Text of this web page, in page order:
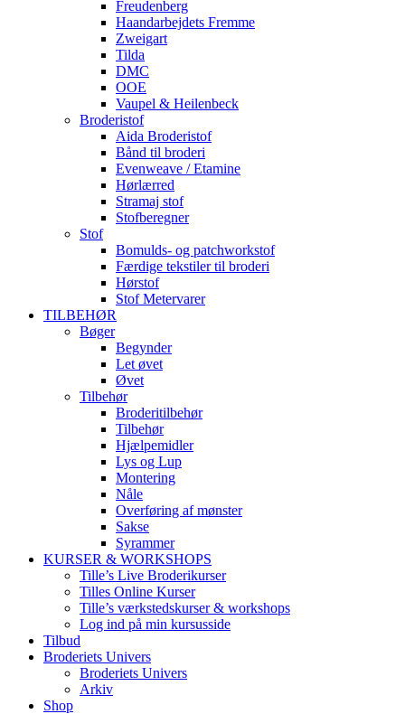
Freudenberg
Haandarbejdets Fremme
Zweigart
Tilda
DMC
OOE
Vaupel & Heilenbeck
Broderistof
Aida Broderistof
Bånd til broderi
Evenweave / Etamine
Hørlærred
Stramaj stof
Stofberegner
Stof
Bomulds- og patchworkstof
Færdige tekstiler til broderi
Hørstof
Stof Metervarer
TILBEHØR
Bøger
Begynder
Let øvet
Øvet
Tilbehør
Broderitilbehør
Tilbehør
Hjælpemidler
Lys og Lup
Montering
Nåle
Overføring af mønster
Sakse
Syrammer
KURSER & WORKSHOPS
Tille’s Live Broderikurser
Tilles Online Kurser
Tille’s værkstedskurser & workshops
Log ind på min kursusside
Tilbud
Broderiets Univers
Broderiets Univers
Arkiv
Shop